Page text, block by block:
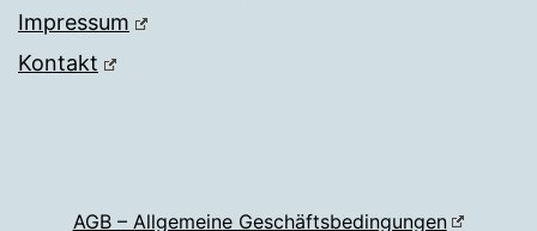
Impressum
Kontakt
AGB – Allgemeine Geschäftsbedingungen